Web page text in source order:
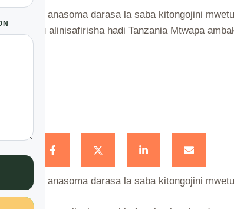
wa pili anasoma darasa la saba kitongojini
tatu alinisafirisha hadi Tanzania Mtwapa
wa pili anasoma darasa la saba kitongojini